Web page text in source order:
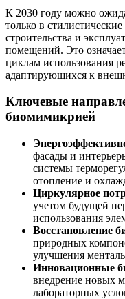
К 2030 году можно
только в
строительства и
помещений. Это
циклам использования
адаптирующихся к
Ключевые
биомимикрией
фасады и
системы
отопление и
Циркулярное
учетом будущей
использования
Восстановление
природных
улучшения
Инновационные
внедрение новых
лабораторных